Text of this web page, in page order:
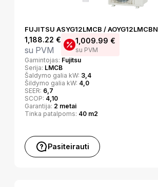
FUJITSU ASYG12LMCB / AOYG12LMCBN
1,188.22 €
su PVM
1,009.99 €
su PVM
Gamintojas: Fujitsu
Serija: LMCB
Šaldymo galia kW: 3,4
Šildymo galia kW: 4,0
SEER: 6,7
SCOP: 4,10
Garantija: 2 metai
Tinka patalpoms: 40 m2
Pasiteirauti